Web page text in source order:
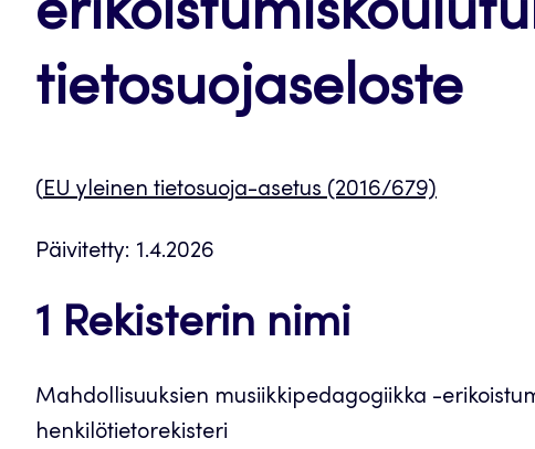
tietosuojaseloste
( EU yleinen tietosuoja-asetus (2016/679)
Päivitetty: 1.4.2026
1 Rekisterin nimi
Mahdollisuuksien musiikkipedagogiikka -
henkilötietorekisteri